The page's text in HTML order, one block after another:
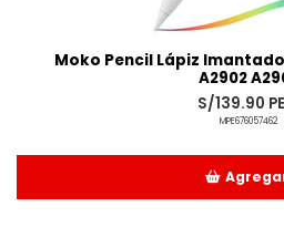
Moko Pencil Lápiz Imantado
A2902
S/139.90
MPE676057462